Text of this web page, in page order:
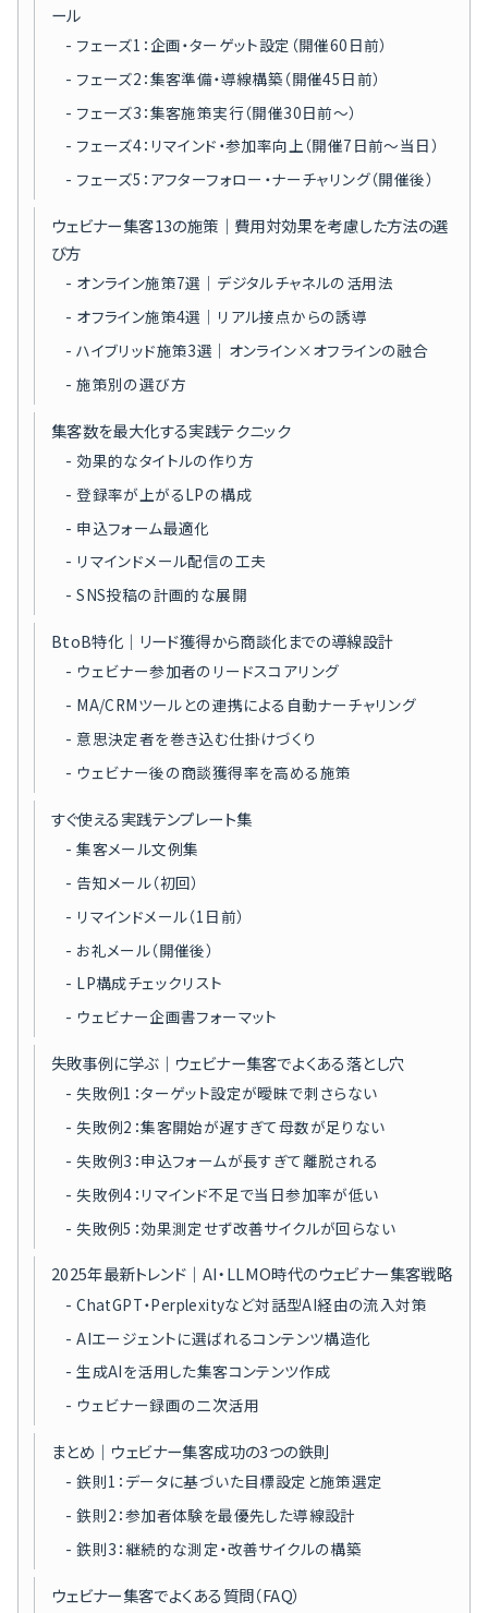
ール
フェーズ1：企画・ターゲット設定（開催60日前）
フェーズ2：集客準備・導線構築（開催45日前）
フェーズ3：集客施策実行（開催30日前〜）
フェーズ4：リマインド・参加率向上（開催7日前〜当日）
フェーズ5：アフターフォロー・ナーチャリング（開催後）
ウェビナー集客13の施策｜費用対効果を考慮した方法の選
び方
オンライン施策7選｜デジタルチャネルの活用法
オフライン施策4選｜リアル接点からの誘導
ハイブリッド施策3選｜オンライン×オフラインの融合
施策別の選び方
集客数を最大化する実践テクニック
効果的なタイトルの作り方
登録率が上がるLPの構成
申込フォーム最適化
リマインドメール配信の工夫
SNS投稿の計画的な展開
BtoB特化｜リード獲得から商談化までの導線設計
ウェビナー参加者のリードスコアリング
MA/CRMツールとの連携による自動ナーチャリング
意思決定者を巻き込む仕掛けづくり
ウェビナー後の商談獲得率を高める施策
すぐ使える実践テンプレート集
集客メール文例集
告知メール（初回）
リマインドメール（1日前）
お礼メール（開催後）
LP構成チェックリスト
ウェビナー企画書フォーマット
失敗事例に学ぶ｜ウェビナー集客でよくある落とし穴
失敗例1：ターゲット設定が曖昧で刺さらない
失敗例2：集客開始が遅すぎて母数が足りない
失敗例3：申込フォームが長すぎて離脱される
失敗例4：リマインド不足で当日参加率が低い
失敗例5：効果測定せず改善サイクルが回らない
2025年最新トレンド｜AI・LLMO時代のウェビナー集客戦略
ChatGPT・Perplexityなど対話型AI経由の流入対策
AIエージェントに選ばれるコンテンツ構造化
生成AIを活用した集客コンテンツ作成
ウェビナー録画の二次活用
まとめ｜ウェビナー集客成功の3つの鉄則
鉄則1：データに基づいた目標設定と施策選定
鉄則2：参加者体験を最優先した導線設計
鉄則3：継続的な測定・改善サイクルの構築
ウェビナー集客でよくある質問（FAQ）